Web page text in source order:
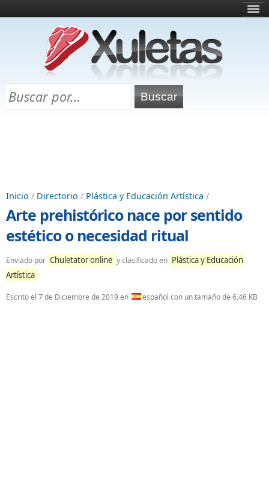
¿Qué es esto?
Directorio
Chuletas para exámenes
Inicio / Directorio / Plástica y Educación Artística /
Arte prehistórico nace por sentido
estético o necesidad ritual
Enviado por Chuletator online y clasificado en Plástica y Educación
Artística
Escrito el 7 de Diciembre de 2019en español con un tamaño de 6,46 KB